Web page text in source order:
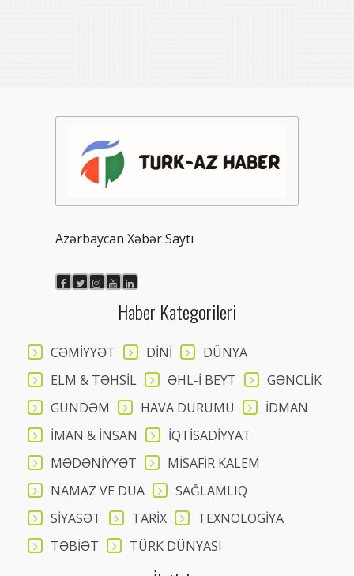
Azərbaycan Xəbər Saytı
Haber Kategorileri
CƏMİYYƏT DİNİ
DÜNYA
ELM & TƏHSİL
ƏHL-İ BEYT
GƏNCLİK
GÜNDƏM
HAVA DURUMU
İDMAN
İMAN & İNSAN
İQTİSADİYYAT
MƏDƏNİYYƏT
MİSAFİR KALEM
NAMAZ VE DUA
SAĞLAMLIQ
SİYASƏT
TARİX
TEXNOLOGİYA
TƏBİƏT
TÜRK DÜNYASI